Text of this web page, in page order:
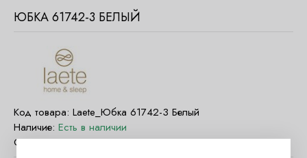
ЮБКА 61742-3 БЕЛЫЙ
Код товара: Laete_Юбка 61742-3 Белый
Наличие: Есть в наличии
Страна:Россия